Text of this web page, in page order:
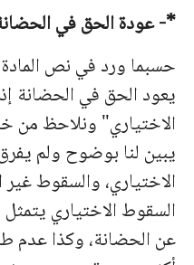
*- عودة الحق في
حسبما ورد في نص المادة 71 من
يعود الحق في الحضانة
الاختياري" ونلاحظ من
يبين لنا بوضوح ولم
الاختياري، والسقوط غير
السقوط الاختياري يتمثل
عن الحضانة، وكذا عدم